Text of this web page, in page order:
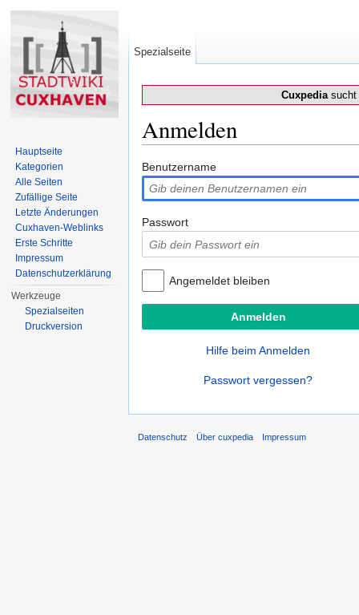
Cuxpediasucht
Anmelden
Benutzername
Passwort
Angemeldet bleiben
Hilfe beim Anmelden
Passwort vergessen?
Spezialseite
Hauptseite
Kategorien
Alle Seiten
Zufällige Seite
Letzte Änderungen
Cuxhaven-Weblinks
Erste Schritte
Impressum
Datenschutzerklärung
Werkzeuge
Spezialseiten
Druckversion
Datenschutz Über cuxpedia Impressum